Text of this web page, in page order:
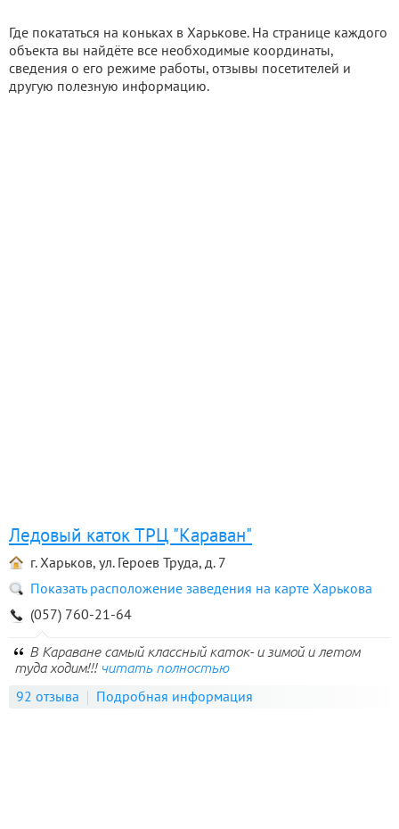
Где покататься на коньках в Харькове. На странице каждого
объекта вы найдёте все необходимые координаты,
сведения о его режиме работы, отзывы посетителей и
другую полезную информацию.
Ледовый каток ТРЦ "Караван"
г. Харьков, ул. Героев Труда, д. 7
Показать расположение заведения на карте Харькова
(057) 760-21-64
В Караване самый классный каток- и зимой и летом
туда ходим!!! читать полностью
92 отзыва Подробная информация